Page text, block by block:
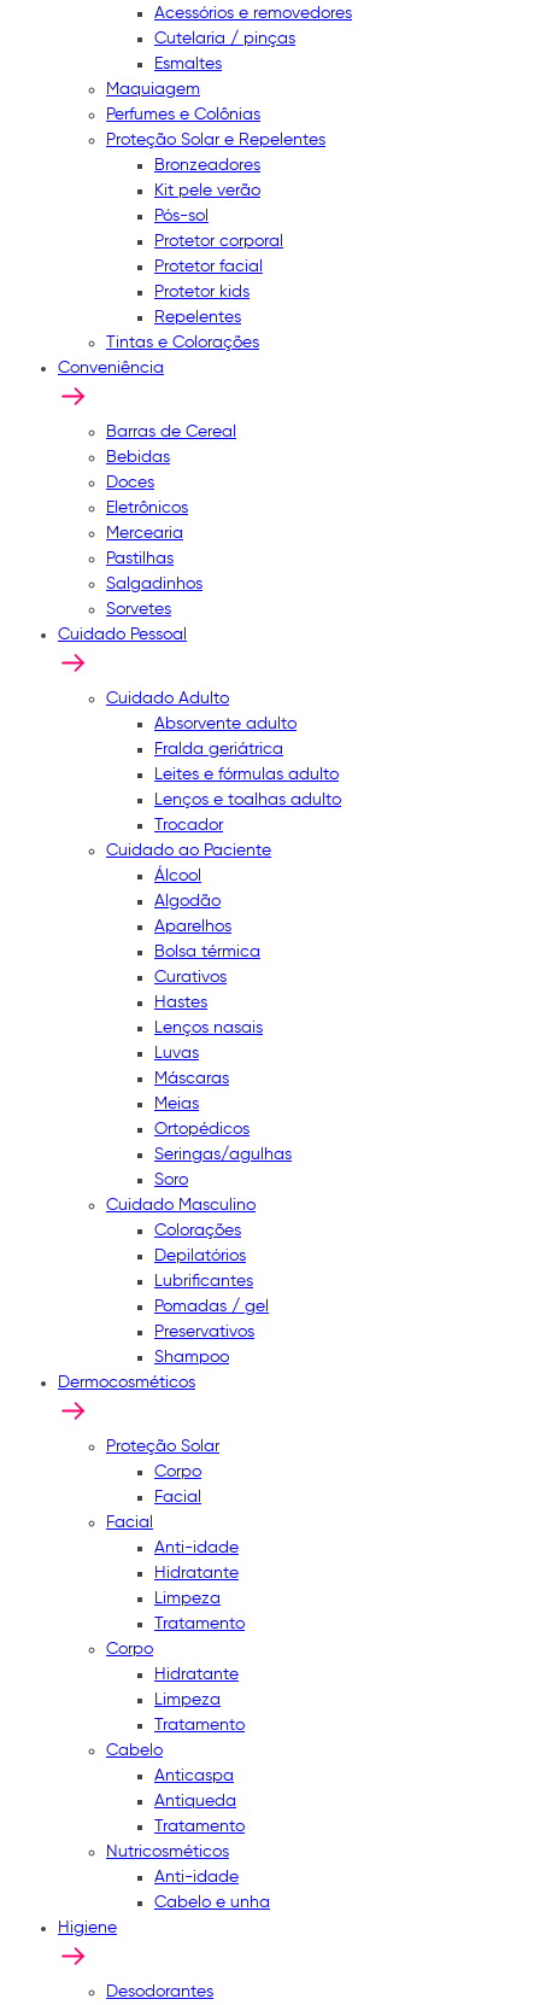
Acessórios e removedores
Cutelaria / pinças
Esmaltes
Maquiagem
Perfumes e Colônias
Proteção Solar e Repelentes
Bronzeadores
Kit pele verão
Pós-sol
Protetor corporal
Protetor facial
Protetor kids
Repelentes
Tintas e Colorações
Conveniência
Barras de Cereal
Bebidas
Doces
Eletrônicos
Mercearia
Pastilhas
Salgadinhos
Sorvetes
Cuidado Pessoal
Cuidado Adulto
Absorvente adulto
Fralda geriátrica
Leites e fórmulas adulto
Lenços e toalhas adulto
Trocador
Cuidado ao Paciente
Álcool
Algodão
Aparelhos
Bolsa térmica
Curativos
Hastes
Lenços nasais
Luvas
Máscaras
Meias
Ortopédicos
Seringas/agulhas
Soro
Cuidado Masculino
Colorações
Depilatórios
Lubrificantes
Pomadas / gel
Preservativos
Shampoo
Dermocosméticos
Proteção Solar
Corpo
Facial
Facial
Anti-idade
Hidratante
Limpeza
Tratamento
Corpo
Hidratante
Limpeza
Tratamento
Cabelo
Anticaspa
Antiqueda
Tratamento
Nutricosméticos
Anti-idade
Cabelo e unha
Higiene
Desodorantes